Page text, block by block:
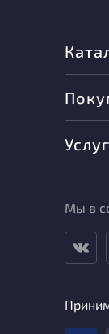
Мы в